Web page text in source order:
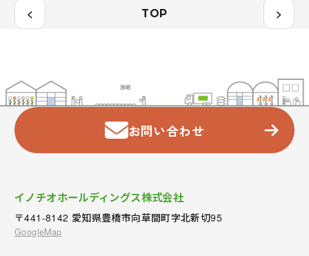
< TOP >
お問い合わせ
イノチオホールディングス株式会社
〒441-8142 愛知県豊橋市向草間町字北新切95
GoogleMap